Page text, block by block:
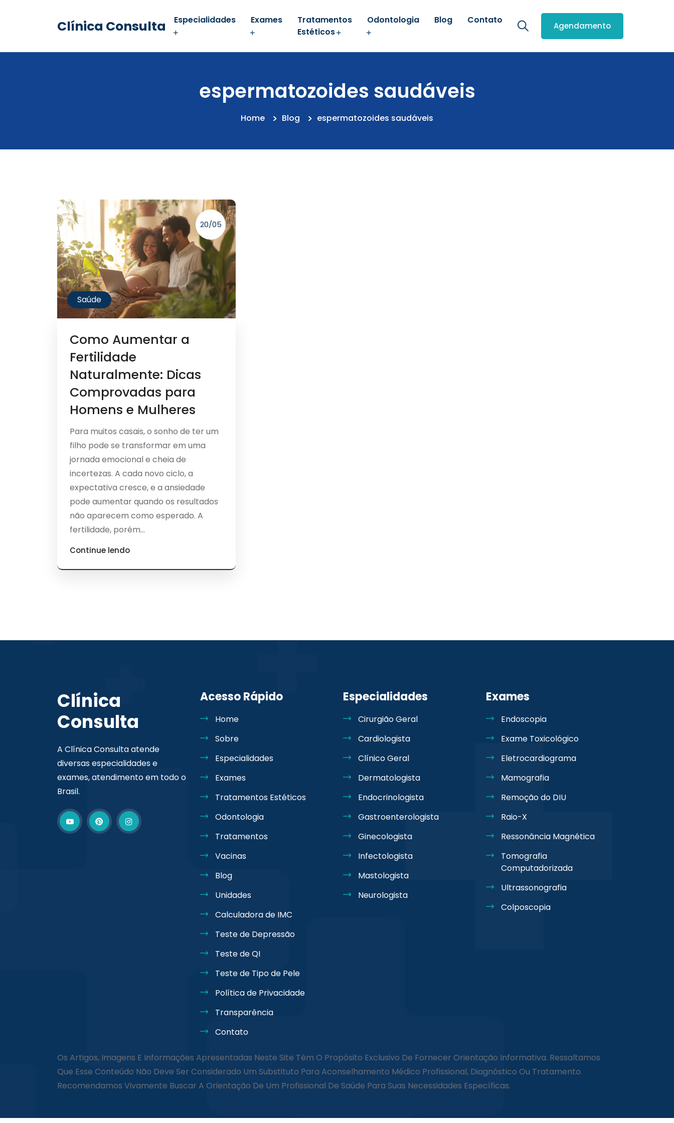
Clínica Consulta Especialidades Exames
Tratamentos
Estéticos
Odontologia Blog Contato
Agendamento
espermatozoides saudáveis
Home Blog espermatozoides saudáveis
20/05
Saúde
Como Aumentar a
Fertilidade
Naturalmente: Dicas
Comprovadas para
Homens e Mulheres
Para muitos casais, o sonho de ter um
filho pode se transformar em uma
jornada emocional e cheia de
incertezas. A cada novo ciclo, a
expectativa cresce, e a ansiedade
pode aumentar quando os resultados
não aparecem como esperado. A
fertilidade, porém...
Continue lendo
Clínica
Consulta
A Clínica Consulta atende
diversas especialidades e
exames, atendimento em todo o
Brasil.
Acesso Rápido
Home
Sobre
Especialidades
Exames
Tratamentos Estéticos
Odontologia
Tratamentos
Vacinas
Blog
Unidades
Calculadora de IMC
Teste de Depressão
Teste de QI
Teste de Tipo de Pele
Política de Privacidade
Transparência
Contato
Especialidades
Cirurgião Geral
Cardiologista
Clínico Geral
Dermatologista
Endocrinologista
Gastroenterologista
Ginecologista
Infectologista
Mastologista
Neurologista
Exames
Endoscopia
Exame Toxicológico
Eletrocardiograma
Mamografia
Remoção do DIU
Raio-X
Ressonância Magnética
Tomografia
Computadorizada
Ultrassonografia
Colposcopia
Os Artigos, Imagens E Informações Apresentadas Neste Site Têm O Propósito Exclusivo De Fornecer Orientação Informativa. Ressaltamos
Que Esse Conteúdo Não Deve Ser Considerado Um Substituto Para Aconselhamento Médico Profissional, Diagnóstico Ou Tratamento.
Recomendamos Vivamente Buscar A Orientação De Um Profissional De Saúde Para Suas Necessidades Específicas.